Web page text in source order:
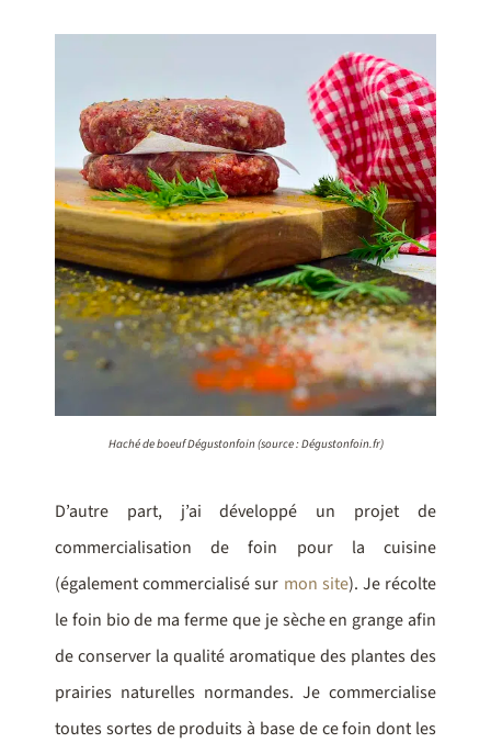
Haché de boeuf Dégustonfoin (source : Dégustonfoin.fr)
D’autre part, j’ai développé un projet de
commercialisation de foin pour la cuisine
(également commercialisé sur mon site). Je récolte
le foin bio de ma ferme que je sèche en grange afin
de conserver la qualité aromatique des plantes des
prairies naturelles normandes. Je commercialise
toutes sortes de produits à base de ce foin dont les